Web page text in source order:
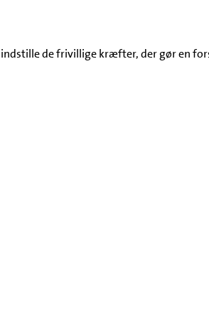
de frivillige kræfter, der gør en